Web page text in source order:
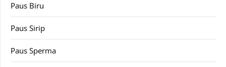
Paus Biru
Paus Sirip
Paus Sperma